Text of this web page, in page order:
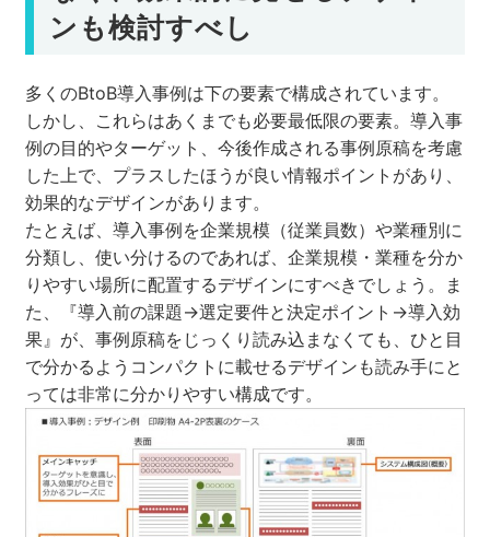
ンも検討すべし
多くのBtoB導入事例は下の要素で構成されています。
しかし、これらはあくまでも必要最低限の要素。導入事
例の目的やターゲット、今後作成される事例原稿を考慮
した上で、プラスしたほうが良い情報ポイントがあり、
効果的なデザインがあります。
たとえば、導入事例を企業規模（従業員数）や業種別に
分類し、使い分けるのであれば、企業規模・業種を分か
りやすい場所に配置するデザインにすべきでしょう。ま
た、『導入前の課題→選定要件と決定ポイント→導入効
果』が、事例原稿をじっくり読み込まなくても、ひと目
で分かるようコンパクトに載せるデザインも読み手にと
っては非常に分かりやすい構成です。